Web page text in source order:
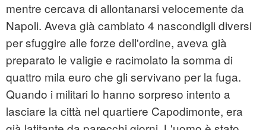
mentre cercava di allontanarsi velocemente da
Napoli. Aveva già cambiato 4 nascondigli diversi
per sfuggire alle forze dell'ordine, aveva già
preparato le valigie e racimolato la somma di
quattro mila euro che gli servivano per la fuga.
Quando i militari lo hanno sorpreso intento a
lasciare la città nel quartiere Capodimonte, era